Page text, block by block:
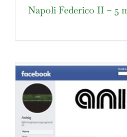
Napoli Federico II – 5